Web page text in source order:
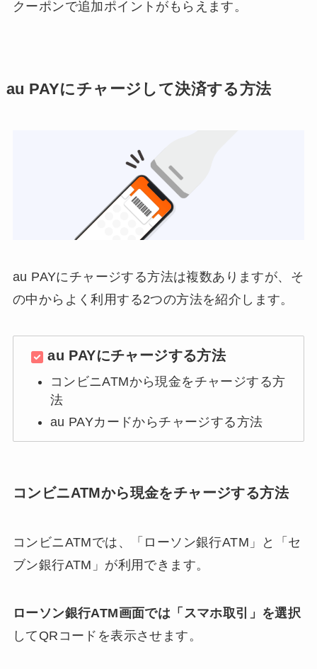
クーポンで追加ポイントがもらえます。
au PAYにチャージして決済する方法
au PAYにチャージする方法は複数ありますが、そ
の中からよく利用する2つの方法を紹介します。
au PAYにチャージする方法
コンビニATMから現金をチャージする方
法
au PAYカードからチャージする方法
コンビニATMから現金をチャージする方法
コンビニATMでは、「ローソン銀行ATM」と「セ
ブン銀行ATM」が利用できます。
ローソン銀行ATM画面では「スマホ取引」を選択
してQRコードを表示させます。